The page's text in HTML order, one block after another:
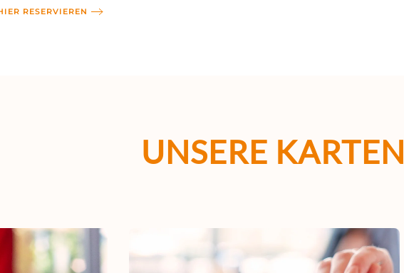
RESERVIEREN
UNSERE KARTEN